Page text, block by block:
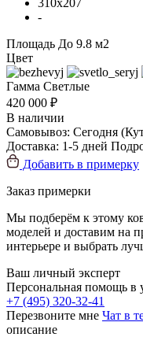
-
Площадь До 9.8 м2
Цвет
Гамма Светлые
420 000 ₽
В наличии
Самовывоз: Сегодня
Доставка: 1-5 дней
Добавить в примерку
Заказ примерки
Мы подберём к этому
моделей и доставим на
интерьере и выбрать
Ваш личный эксперт
Персональная помощь в
+7 (495) 320-32-41
Перезвоните мне Чат в
описание